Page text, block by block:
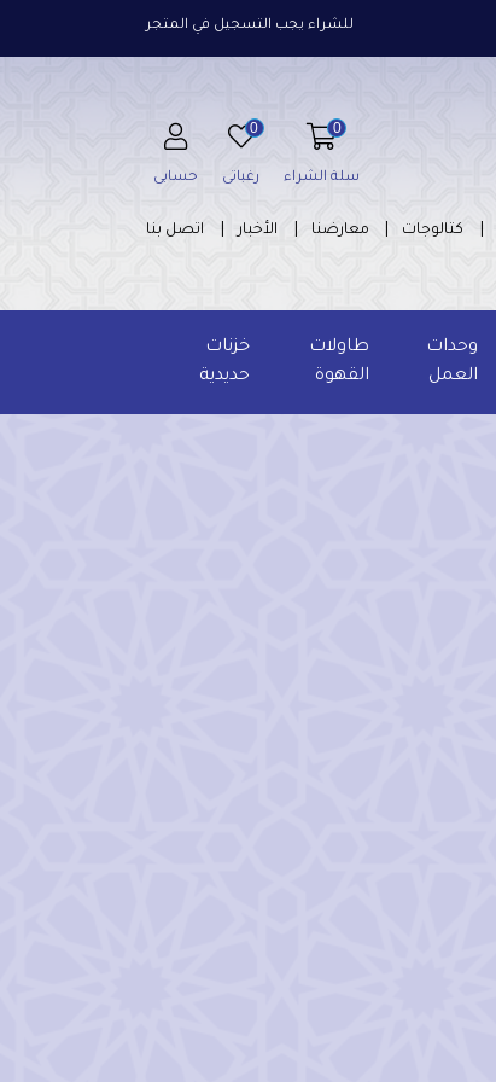
للشراء يجب التسجيل في المتجر
0
سلة الشراء
0
رغباتى حسابى
كتالوجات معارضنا الأخبار اتصل بنا
وحدات
العمل
طاولات
القهوة
خزنات
حديدية